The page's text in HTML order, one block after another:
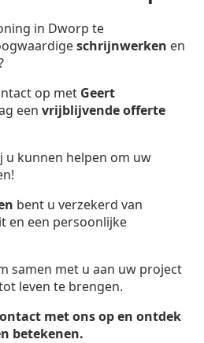
in Dworp te
schrijnwerken en
op met Geert
een vrijblijvende offerte
u kunnen helpen om uw
bent u verzekerd van
en een persoonlijke
samen met u aan uw project
leven te brengen.
met ons op en ontdek
betekenen.